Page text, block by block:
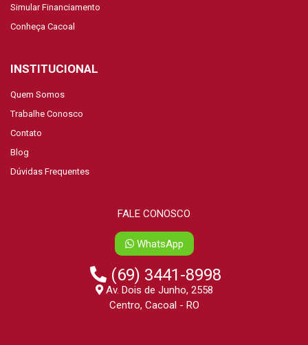
Simular Financiamento
Conheça Cacoal
INSTITUCIONAL
Quem Somos
Trabalhe Conosco
Contato
Blog
Dúvidas Frequentes
FALE CONOSCO
WhatsApp
(69) 3441-8998
Av. Dois de Junho, 2558
Centro, Cacoal - RO